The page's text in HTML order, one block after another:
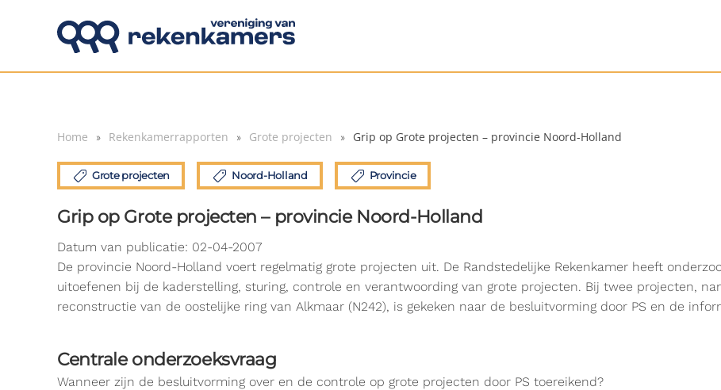
Overslaan en naar de inhoud gaan
Home Rekenkamerrapporten Grote projecten Grip op Grote projecten – provincie Noord-Holland
Grote projecten Noord-Holland Provincie
Grip op Grote projecten – provincie Noord-Holland
Datum van publicatie: 02-04-2007
De provincie Noord-Holland voert regelmatig grote projecten uit. De Randstedelijke Rekenkamer heeft
uitoefenen bij de kaderstelling, sturing, controle en verantwoording van grote projecten. Bij twee projecten,
reconstructie van de oostelijke ring van Alkmaar (N242), is gekeken naar de besluitvorming door PS en de
Centrale onderzoeksvraag
Wanneer zijn de besluitvorming over en de controle op grote projecten door PS toereikend?